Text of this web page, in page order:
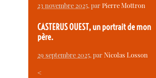
23 novembre 2025, parPierre Mottron
CASTERUS OUEST, un portrait de mon
père.
29 septembre 2025, parNicolas Losson
<